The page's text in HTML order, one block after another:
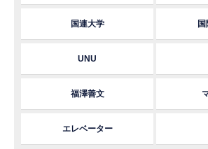
国連大学 国
UNU
福澤善文
エレベーター